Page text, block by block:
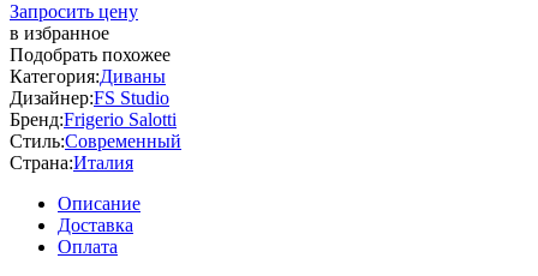
Запросить цену
в избранное
Подобрать похожее
Категория:Диваны
Дизайнер:FS Studio
Бренд:Frigerio Salotti
Стиль:Современный
Страна:Италия
Описание
Доставка
Оплата